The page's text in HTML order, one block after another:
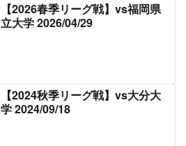
【2026春季リーグ戦】vs福岡県
立大学 2026/04/29
【2024秋季リーグ戦】vs大分大
学 2024/09/18